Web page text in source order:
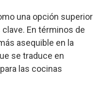
una opción superior
En términos de
asequible en la
se traduce en
las cocinas